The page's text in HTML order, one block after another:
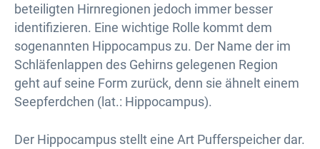
beteiligten Hirnregionen jedoch immer besser
identifizieren. Eine wichtige Rolle kommt dem
sogenannten Hippocampus zu. Der Name der im
Schläfenlappen des Gehirns gelegenen Region
geht auf seine Form zurück, denn sie ähnelt einem
Seepferdchen (lat.: Hippocampus).
Der Hippocampus stellt eine Art Pufferspeicher dar.